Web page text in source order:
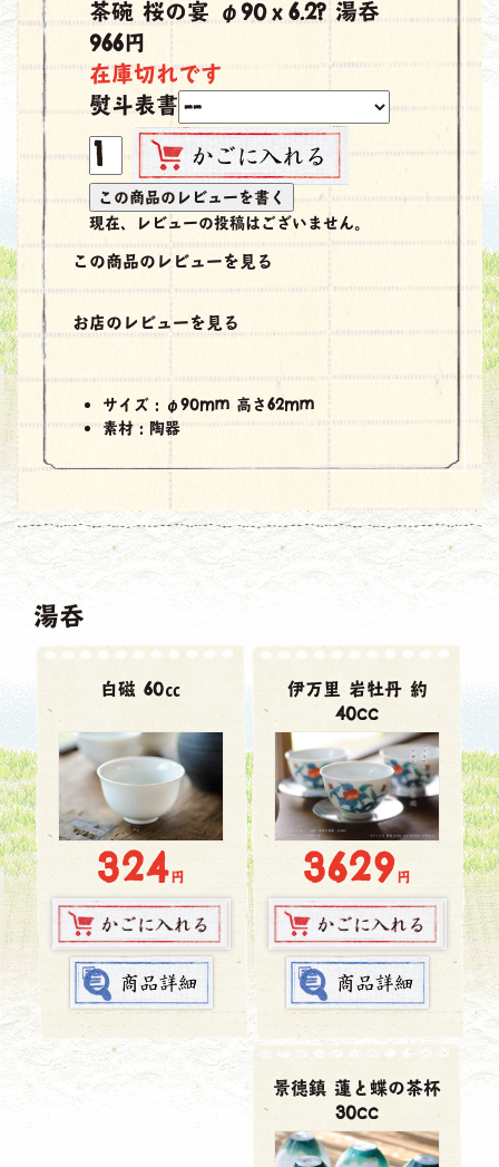
茶碗 桜の宴 φ90ｘ6.2? 湯呑
966円
在庫切れです
熨斗表書
現在、レビューの投稿はございません。
この商品のレビューを見る
お店のレビューを見る
サイズ：φ90mm 高さ62mm
素材：陶器
湯呑
白磁 60㏄
324円
伊万里 岩牡丹 約
40cc
3629円
景徳鎮 蓮と蝶の茶杯
30cc